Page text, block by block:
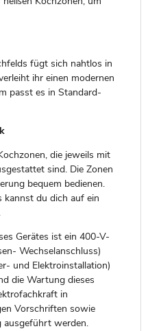
fügt sich nahtlos in
ihr einen modernen
passt es in Standard-
die jeweils mit
sind. Die Zonen
bequem bedienen.
kannst du dich auf ein
Gerätes ist ein 400-V-
Wechselanschluss)
und Elektroinstallation)
die Wartung dieses
in
Vorschriften sowie
ausgeführt werden.